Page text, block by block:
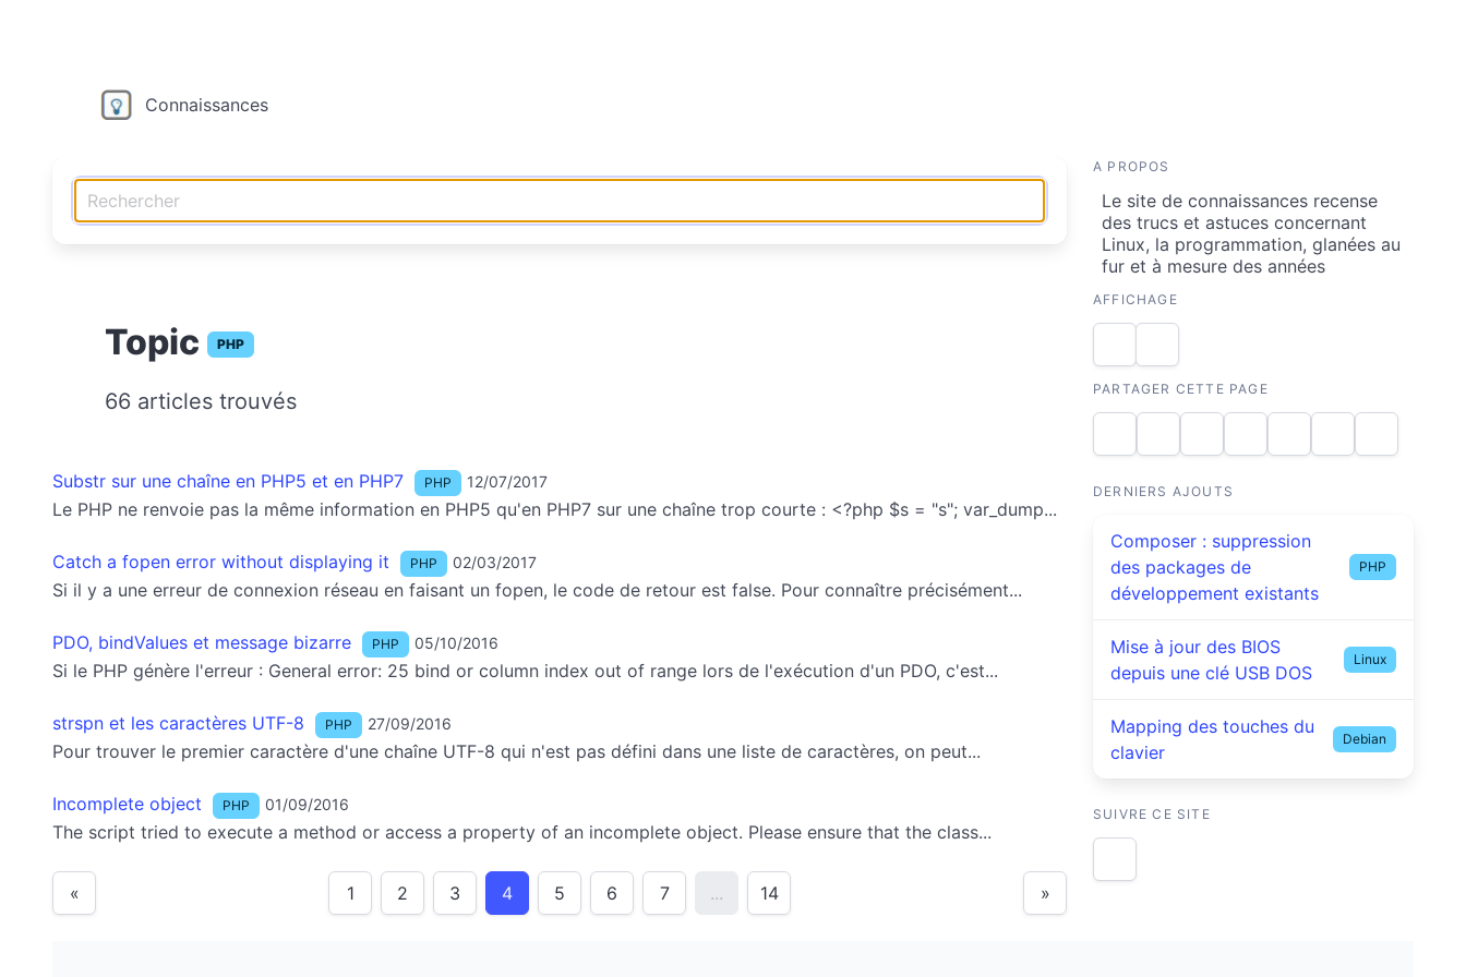
Connaissances
Topic PHP
66 articles trouvés
Substr sur une chaîne en PHP5 et en PHP7 PHP 12/07/2017
Le PHP ne renvoie pas la même information en PHP5 qu'en PHP7 sur une chaîne trop courte : <?php $s = "s"; var_dump...
Catch a fopen error without displaying it PHP 02/03/2017
Si il y a une erreur de connexion réseau en faisant un fopen, le code de retour est false. Pour connaître précisément...
PDO, bindValues et message bizarre PHP 05/10/2016
Si le PHP génère l'erreur : General error: 25 bind or column index out of range lors de l'exécution d'un PDO, c'est...
strspn et les caractères UTF-8 PHP 27/09/2016
Pour trouver le premier caractère d'une chaîne UTF-8 qui n'est pas défini dans une liste de caractères, on peut...
Incomplete object PHP 01/09/2016
The script tried to execute a method or access a property of an incomplete object. Please ensure that the class...
« »
1 2 3 4 5 6 7 ... 14
A PROPOS
Le site de connaissances recense
des trucs et astuces concernant
Linux, la programmation, glanées au
fur et à mesure des années
AFFICHAGE
PARTAGER CETTE PAGE
DERNIERS AJOUTS
Composer : suppression
des packages de
développement existants
PHP
Mise à jour des BIOS
depuis une clé USB DOS
Linux
Mapping des touches du
clavier
Debian
SUIVRE CE SITE